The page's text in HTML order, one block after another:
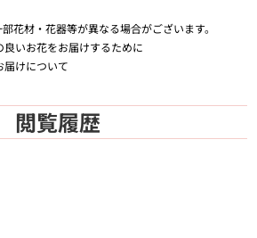
花材・花器等が異なる場合がございます。
いお花をお届けするために
届けについて
閲覧履歴